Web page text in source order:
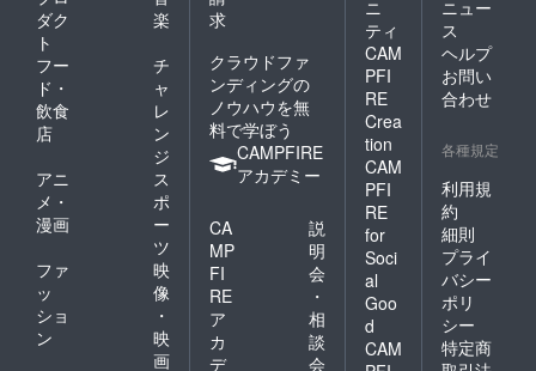
ダク
ト
楽
フー
ド・
飲食
店
チ
ャ
レ
ン
ジ
アニ
メ・
漫画
ス
ポ
ー
ツ
ファ
ッ
ショ
ン
映
像
・
映
画
求
クラウドファ
ンディングの
ノウハウを無
料で学ぼう
CAMPFIRE
アカデミー
CA
MP
FI
RE
ア
カ
デ
説
明
会
・
相
談
会
ニ
ティ
CAM
PFI
RE
Crea
tion
CAM
PFI
RE
for
Soci
al
Goo
d
CAM
ニュー
ス
ヘルプ
お問い
合わせ
各種規定
利用規
約
細則
プライ
バシー
ポリ
シー
特定商